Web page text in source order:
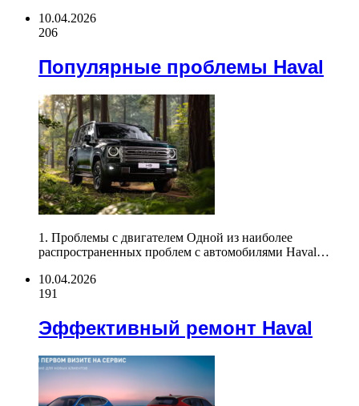
10.04.2026
206
Популярные проблемы Haval
1. Проблемы с двигателем Одной из наиболее
распространенных проблем с автомобилями Haval…
10.04.2026
191
Эффективный ремонт Haval